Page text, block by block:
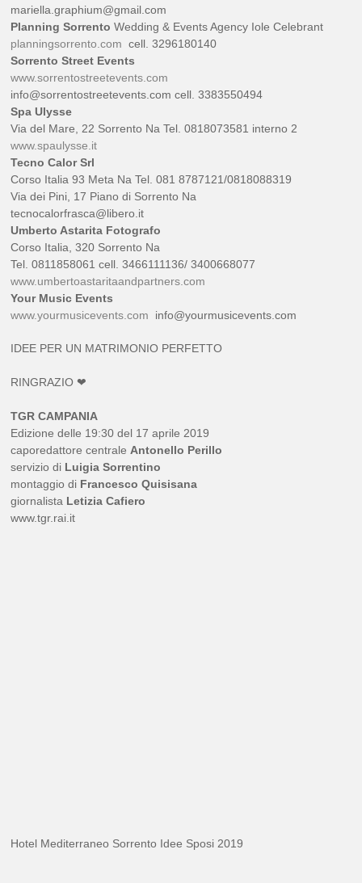
mariella.graphium@gmail.com
Planning SorrentoWedding & Events Agency Iole Celebrant
planningsorrento.com cell. 3296180140
Sorrento Street Events
www.sorrentostreetevents.com
info@sorrentostreetevents.com cell. 3383550494
Spa Ulysse
Via del Mare, 22 Sorrento Na Tel. 0818073581 interno 2
www.spaulysse.it
Tecno Calor Srl
Corso Italia 93 Meta Na Tel. 081 8787121/0818088319
Via dei Pini, 17 Piano di Sorrento Na
tecnocalorfrasca@libero.it
Umberto Astarita Fotografo
Corso Italia, 320 Sorrento Na
Tel. 0811858061 cell. 3466111136/ 3400668077
www.umbertoastaritaandpartners.com
Your Music Events
www.yourmusicevents.com info@yourmusicevents.com
IDEE PER UN MATRIMONIO PERFETTO
RINGRAZIO ❤
TGR CAMPANIA
Edizione delle 19:30 del 17 aprile 2019
caporedattore centrale Antonello Perillo
servizio di Luigia Sorrentino
montaggio di Francesco Quisisana
giornalista Letizia Cafiero
www.tgr.rai.it
Hotel Mediterraneo Sorrento Idee Sposi 2019